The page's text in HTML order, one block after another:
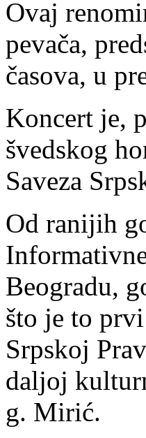
Ovaj
pevača,
časova, u
Koncert je,
švedskog
Saveza
Od ranijih
Beogradu,
što je to
Srpskoj
daljoj
g. Mirić.